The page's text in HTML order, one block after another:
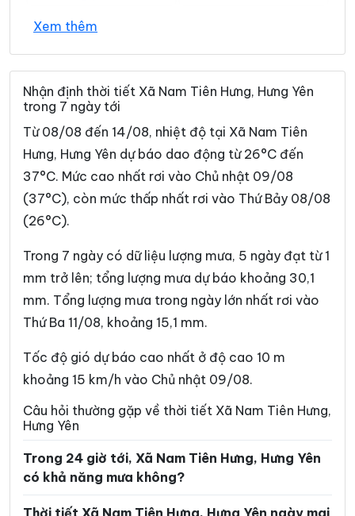
Xã Châu Ninh
Xã Đại Đồng Xã Diên Hà
Xã Đoàn Đào Xã Đồng Bằng
Xã Đồng Châu
Xã Đông Quan Xã Đông Thái Ninh
Xã Đông Thụy Anh Xã Đông Tiền Hải
Xã Đông Tiên Hưng
Xã Hoàng Hoa Thám Xã Hồng Minh
Xã Hồng Quang Xã Hồng Vũ
Xã Hưng Hà
Xã Khoái Châu Xã Kiến Xương
Xã Lê Quý Đôn
Xã Lương Bằng Xã Mễ Sở
Xem thêm
Nhận định thời tiết Xã Nam Tiên Hưng, Hưng Yên
trong 7 ngày tới
Từ 08/08 đến 14/08, nhiệt độ tại Xã Nam Tiên
Hưng, Hưng Yên dự báo dao động từ 26°C đến
37°C. Mức cao nhất rơi vào Chủ nhật 09/08
(37°C), còn mức thấp nhất rơi vào Thứ Bảy 08/08
(26°C).
Trong 7 ngày có dữ liệu lượng mưa, 5 ngày đạt từ 1
mm trở lên; tổng lượng mưa dự báo khoảng 30,1
mm. Tổng lượng mưa trong ngày lớn nhất rơi vào
Thứ Ba 11/08, khoảng 15,1 mm.
Tốc độ gió dự báo cao nhất ở độ cao 10 m
khoảng 15 km/h vào Chủ nhật 09/08.
Câu hỏi thường gặp về thời tiết Xã Nam Tiên Hưng,
Hưng Yên
Trong 24 giờ tới, Xã Nam Tiên Hưng, Hưng Yên
có khả năng mưa không?